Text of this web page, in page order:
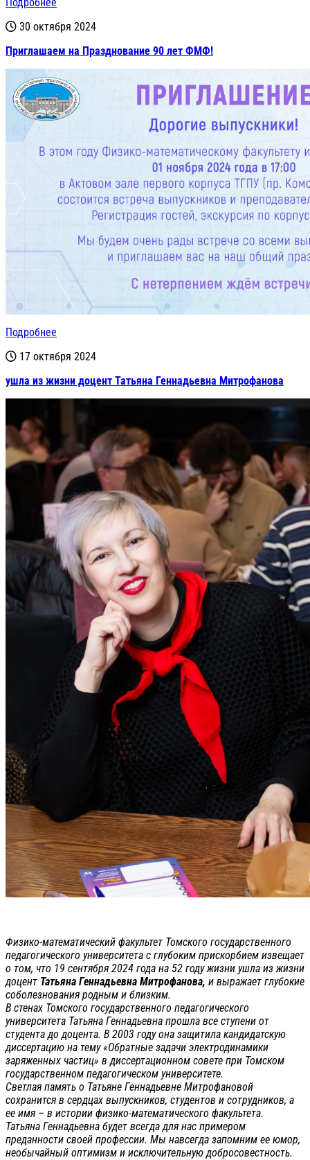
30 октября 2024
Приглашаем на Празднование 90 лет ФМФ!
Подробнее
17 октября 2024
ушла из жизни доцент Татьяна Геннадьевна Митрофанова
Физико-математический факультет Томского государственного
педагогического университета с глубоким прискорбием извещает
о том, что 19 сентября 2024 года на 52 году жизни ушла из жизни
доцент Татьяна Геннадьевна Митрофанова, и выражает глубокие
соболезнования родным и близким.
В стенах Томского государственного педагогического
университета Татьяна Геннадьевна прошла все ступени от
студента до доцента. В 2003 году она защитила кандидатскую
диссертацию на тему «Обратные задачи электродинамики
заряженных частиц» в диссертационном совете при Томском
государственном педагогическом университете.
Светлая память о Татьяне Геннадьевне Митрофановой
сохранится в сердцах выпускников, студентов и сотрудников, а
ее имя – в истории физико-математического факультета.
Татьяна Геннадьевна будет всегда для нас примером
преданности своей профессии. Мы навсегда запомним ее юмор,
необычайный оптимизм и исключительную добросовестность.